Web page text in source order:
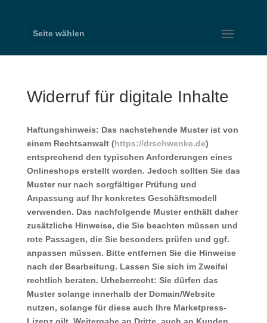
Seite wählen
Widerruf für digitale Inhalte
Haftungshinweis: Das nachstehende Muster ist von
einem Rechtsanwalt (https://drschwenke.de)
entsprechend den typischen Anforderungen eines
Onlineshops erstellt worden. Jedoch sollten Sie das
Muster nur nach sorgfältiger Prüfung und
Anpassung auf Ihr konkretes Geschäftsmodell
verwenden. Das nachfolgende Muster enthält daher
zusätzliche Hinweise, die Sie beachten müssen und
rote Passagen, die Sie besonders prüfen und ggf.
anpassen müssen. Bitte entfernen Sie die Hinweise
nach der Bearbeitung. Lassen Sie sich im Zweifel
rechtlich beraten. Urheberrecht: Sie dürfen das
Muster solange innerhalb der Domain/Website
nutzen, solange für diese auch Ihre Marketpress-